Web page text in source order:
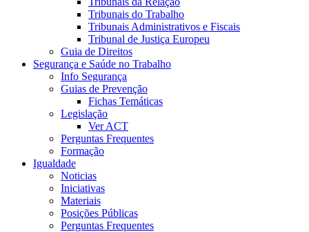
Tribunais do Trabalho
Tribunais Administrativos e Fiscais
Tribunal de Justiça Europeu
Guia de Direitos
Segurança e Saúde no Trabalho
Info Segurança
Guias de Prevenção
Fichas Temáticas
Legislação
Ver ACT
Perguntas Frequentes
Formação
Igualdade
Noticias
Iniciativas
Materiais
Posições Públicas
Perguntas Frequentes